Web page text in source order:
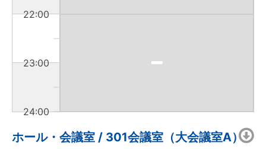
22:00
23:00
24:00
ホール・会議室 / 301会議室（大会議室A）